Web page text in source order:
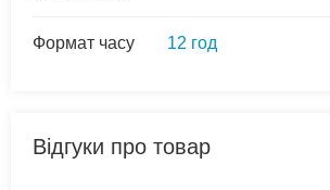
Формат часу 12 год
Відгуки про товар